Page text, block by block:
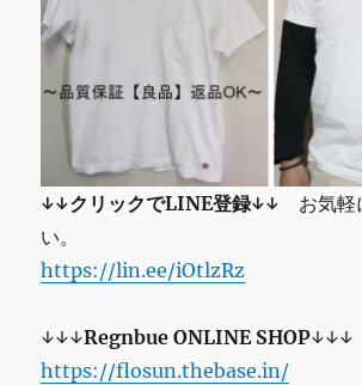
↓↓クリックでLINE登録↓↓ お気軽
い。
https://lin.ee/iOtlzRz
↓↓↓RegnbueONLINE SHOP↓↓↓
https://flosun.thebase.in/